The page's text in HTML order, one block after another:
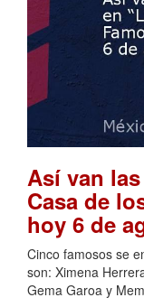
Así van
Casa de
hoy 6 de
Cinco famosos se
son: Ximena
Gema Garoa y